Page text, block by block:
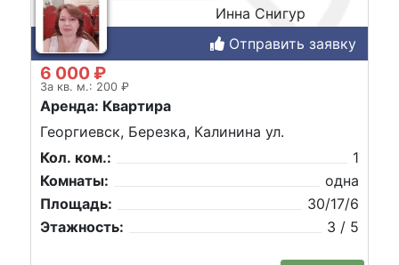
Инна Снигур
Отправить заявку
6 000 ₽
За кв. м.: 200 ₽
Аренда: Квартира
Георгиевск, Березка, Калинина ул.
Кол. ком.:
1
Комнаты:
одна
Площадь:
30/17/6
Этажность:
3 / 5